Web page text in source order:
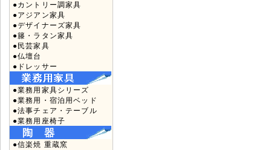
●カントリー調家具
●アジアン家具
●デザイナーズ家具
●籐・ラタン家具
●民芸家具
●仏壇台
●ドレッサー
●業務用家具シリーズ
●業務用・宿泊用ベッド
●法事チェア・テーブル
●業務用座椅子
●信楽焼 重蔵窯